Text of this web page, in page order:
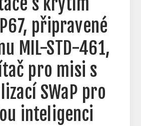
připravené
MIL-STD-461,
pro misi s
SWaP pro
inteligenci